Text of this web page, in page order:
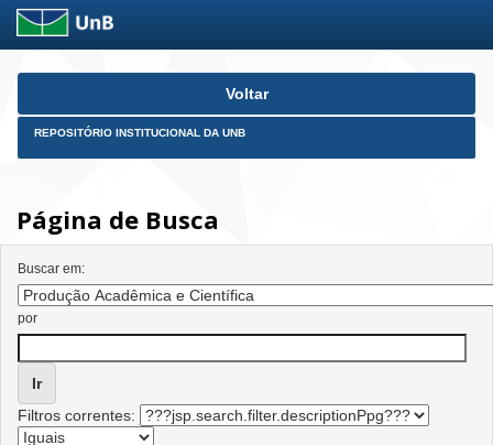
Skip
Voltar
REPOSITÓRIO INSTITUCIONAL DA UNB
Página de Busca
Buscar em:
por
Filtros correntes: